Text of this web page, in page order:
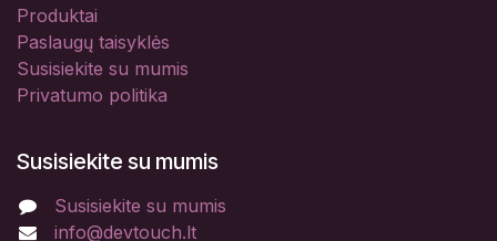
Produktai
Paslaugų taisyklės
Susisiekite su mumis
Privatumo politika
Susisiekite su mumis
Susisiekite su mumis
info@devtouch.lt